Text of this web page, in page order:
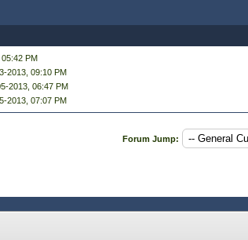
PM
2013, 09:10 PM
2013, 06:47 PM
2013, 07:07 PM
Forum Jump: